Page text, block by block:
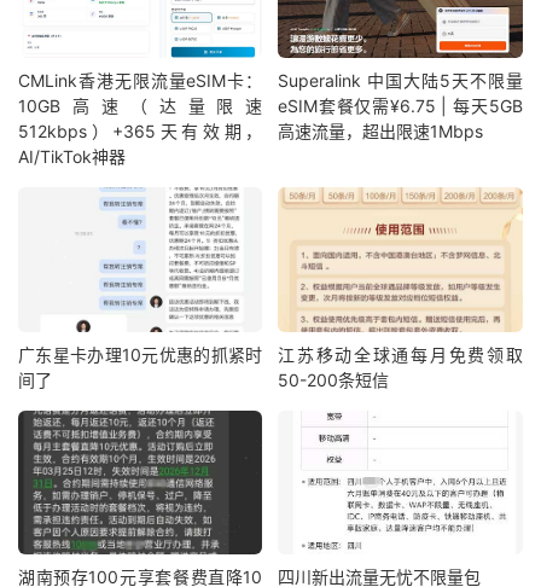
CMLink香港无限流量eSIM卡：
10GB高速（达量限速
512kbps）+365天有效期，
AI/TikTok神器
Superalink 中国大陆5天不限量
eSIM套餐仅需¥6.75 | 每天5GB
高速流量，超出限速1Mbps
广东星卡办理10元优惠的抓紧时
间了
江苏移动全球通每月免费领取
50-200条短信
湖南预存100元享套餐费直降10
四川新出流量无忧不限量包